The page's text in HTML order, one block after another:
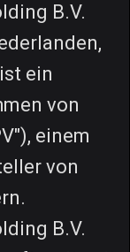
B.V.
ein
von
einem
von
B.V.